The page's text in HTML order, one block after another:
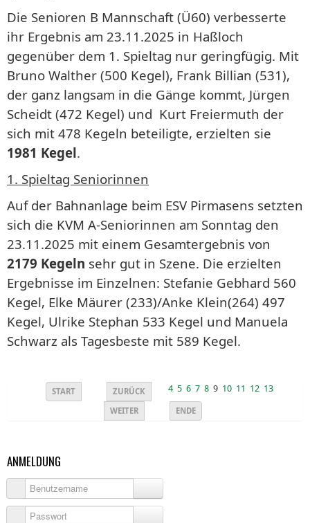
Die Senioren B Mannschaft (Ü60) verbesserte
ihr Ergebnis am 23.11.2025 in Haßloch
gegenüber dem 1. Spieltag nur geringfügig. Mit
Bruno Walther (500 Kegel), Frank Billian (531),
der ganz langsam in die Gänge kommt, Jürgen
Scheidt (472 Kegel) und Kurt Freiermuth der
sich mit 478 Kegeln beteiligte, erzielten sie
1981 Kegel.
1. Spieltag Seniorinnen
Auf der Bahnanlage beim ESV Pirmasens setzten
sich die KVM A-Seniorinnen am Sonntag den
23.11.2025 mit einem Gesamtergebnis von
2179 Kegeln sehr gut in Szene. Die erzielten
Ergebnisse im Einzelnen: Stefanie Gebhard 560
Kegel, Elke Mäurer (233)/Anke Klein(264) 497
Kegel, Ulrike Stephan 533 Kegel und Manuela
Schwarz als Tagesbeste mit 589 Kegel.
START ZURÜCK 4 5 6 7 8 9 10 11 12 13
WEITER ENDE
ANMELDUNG
Benutzername
Passwort